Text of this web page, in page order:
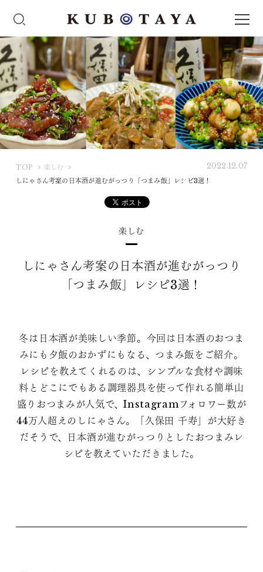
TOP
U
楽しむ
しにゃさん考案の日本酒が進むがっつり「つまみ飯」レシピ3選！
2022.12.07
楽しむ
しにゃさん考案の日本酒が進むがっつり
「つまみ飯」レシピ3選！
冬は日本酒が美味しい季節。今回は日本酒のおつま
みにも夕飯のおかずにもなる、つまみ飯をご紹介。
レシピを教えてくれるのは、シンプルな食材や調味
料とどこにでもある調理器具を使って作れる簡単山
盛りおつまみが人気で、Instagramフォロワー数が
44万人超えのしにゃさん。「久保田 千寿」が大好き
だそうで、日本酒が進むがっつりとしたおつまみレ
シピを教えていただきました。